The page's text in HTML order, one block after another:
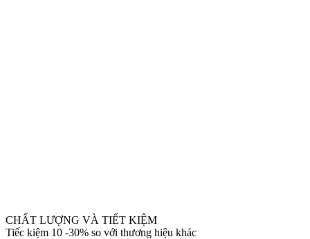
CHẤT LƯỢNG VÀ TIẾT KIỆM
Tiếc kiệm 10 -30% so với thương hiệu khác